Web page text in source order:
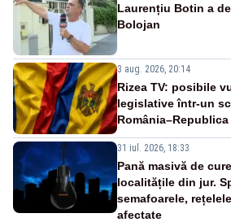
Laurențiu Botin a
Bolojan
3 aug. 2026, 20:14
Rizea TV: posibile
legislative într-un
31 iul. 2026, 18:33
Pană masivă de
localitățile din jur.
semafoarele,
afectate